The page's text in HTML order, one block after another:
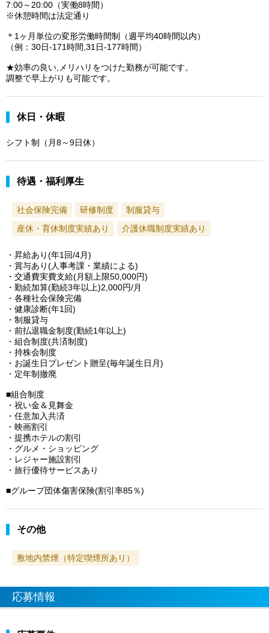
7:00～20:00（実働8時間）
※休憩時間は法定通り
＊1ヶ月単位の変形労働時間制（週平均40時間以内）
（例：30日-171時間,31日-177時間）
★効率の良い,メリハリをつけた勤務が可能です。
調整で早上がりも可能です。
休日・休暇
シフト制（月8～9日休）
待遇・福利厚生
社会保険完備 研修制度
制服貸与
産休・育休制度実績あり
介護休職制度実績あり
・昇給あり(年1回/4月)
・賞与あり(人事考課・業績による)
・交通費実費支給(月額上限50,000円)
・勤続加算(勤続3年以上)2,000円/月
・各種社会保険完備
・健康診断(年1回)
・制服貸与
・前払退職金制度(勤続1年以上)
・組合制度(共済制度)
・持株会制度
・お誕生日プレゼント贈呈(毎年誕生日月)
・定年制撤廃
■組合制度
・祝い金＆見舞金
・任意加入共済
・映画割引
・提携ホテルの割引
・グルメ・ショッピング
・レジャー施設割引
・旅行優待サービスあり
■グループ団体傷害保険(割引率85％)
その他
敷地内禁煙（特定喫煙所あり）
応募情報